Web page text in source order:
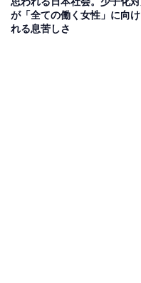
が「全ての働く女性」に向
れる息苦しさ